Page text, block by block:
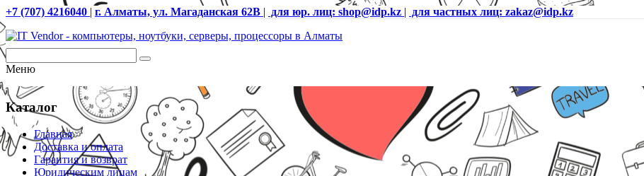
+7 (707) 4216040 | г. Алматы, ул. Магаданская 62В | для юр. лиц: shop@idp.kz | для частных лиц: zakaz@idp.kz
Меню
Каталог
Главная
Доставка и оплата
Гарантия и возврат
Юридическим лицам